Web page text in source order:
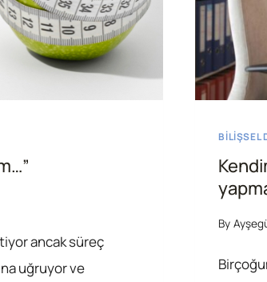
ancak süreç
uğruyor ve
BILIŞSEL
By